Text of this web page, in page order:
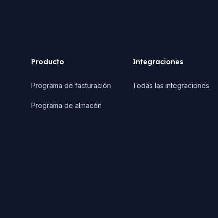
Producto
Programa de facturación
Programa de almacén
Integraciones
Todas las integraciones